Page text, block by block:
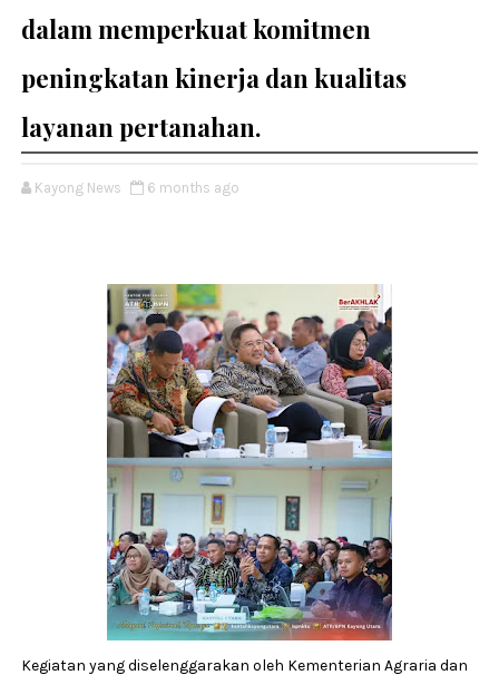
dalam memperkuat komitmen
peningkatan kinerja dan kualitas
layanan pertanahan.
Kayong News 6 months ago
Kegiatan yang diselenggarakan oleh Kementerian Agraria dan